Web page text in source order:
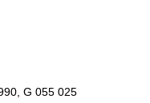
G 055 025